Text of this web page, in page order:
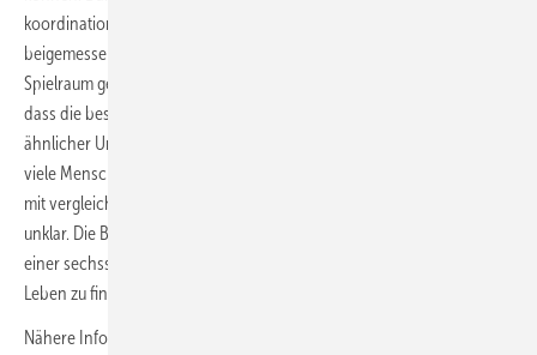
koordination eine besondere Bedeutung in der Richtlinie
beigemessen. Der G-BA hat beim Verfassen der Richtlinie den
Spielraum genutzt, den ihm der Gesetzgeber eingeräumt hatte, so
dass die beschriebenen Versorgungspfade auch bei Erkrankungen mit
ähnlicher Ursache oder Krankheitsausprägung greifen können. Wie
viele Menschen tatsächlich von Long-COVID oder von Erkrankungen
mit vergleichbaren Auswirkungen betroffen sind, ist nach wie vor
unklar. Die Bundesregierung geht allein im Fall von Long-COVID von
einer sechsstelligen Zahl aus. Ihnen zu helfen, einen Weg zurück ins
Leben zu finden, muss für alle Beteiligten der Antrieb sein.“
Nähere Informationen zur Long-COVID-Richtlinie sind auf der